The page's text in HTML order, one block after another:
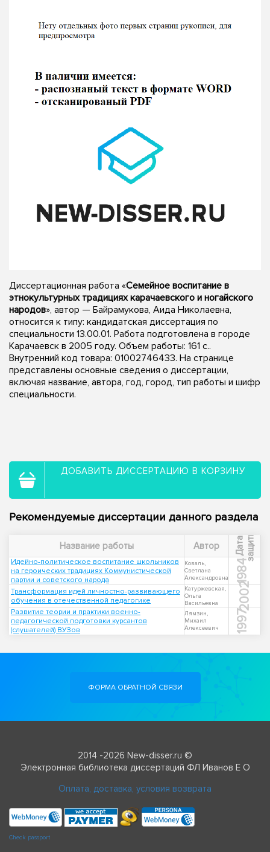
Диссертационная работа «Семейное воспитание в
этнокультурных традициях карачаевского и ногайского
народов», автор — Байрамукова, Аида Николаевна,
относится к типу: кандидатская диссертация по
специальности 13.00.01. Работа подготовлена в городе
Карачаевск в 2005 году. Объем работы: 161 с..
Внутренний код товара: 01002746433. На странице
представлены основные сведения о диссертации,
включая название, автора, год, город, тип работы и шифр
специальности.
ДОБАВИТЬ ДИССЕРТАЦИЮ В КОРЗИНУ
Рекомендуемые диссертации данного раздела
Название работы Автор Д
а
т
а
з
а
щ
и
т ы
Идейно-политическое воспитание школьников
на героических традициях Коммунистической
партии и советского народа
Коваль,
Светлана
Александровна
1984
Трансформация идей личностно-развивающего
обучения в отечественной педагогике
Катуржевская,
Ольга
Васильевна
2002
Развитие теории и практики военно-
педагогической подготовки курсантов
(слушателей) ВУЗов
Лямзин,
Михаил
Алексеевич
1997
ФОРМА ОБРАТНОЙ СВЯЗИ
2014 -2026 New-disser.ru ©
Электронная библиотека диссертаций ФЛ Иванов Е О
Оплата, доставка, условия возврата
Check passport